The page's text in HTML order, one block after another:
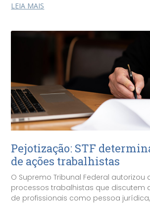
LEIA MAIS
Pejotização: STF
de ações trabalhistas
O Supremo Tribunal Federal
processos trabalhistas que discutem
de profissionais como pessoa